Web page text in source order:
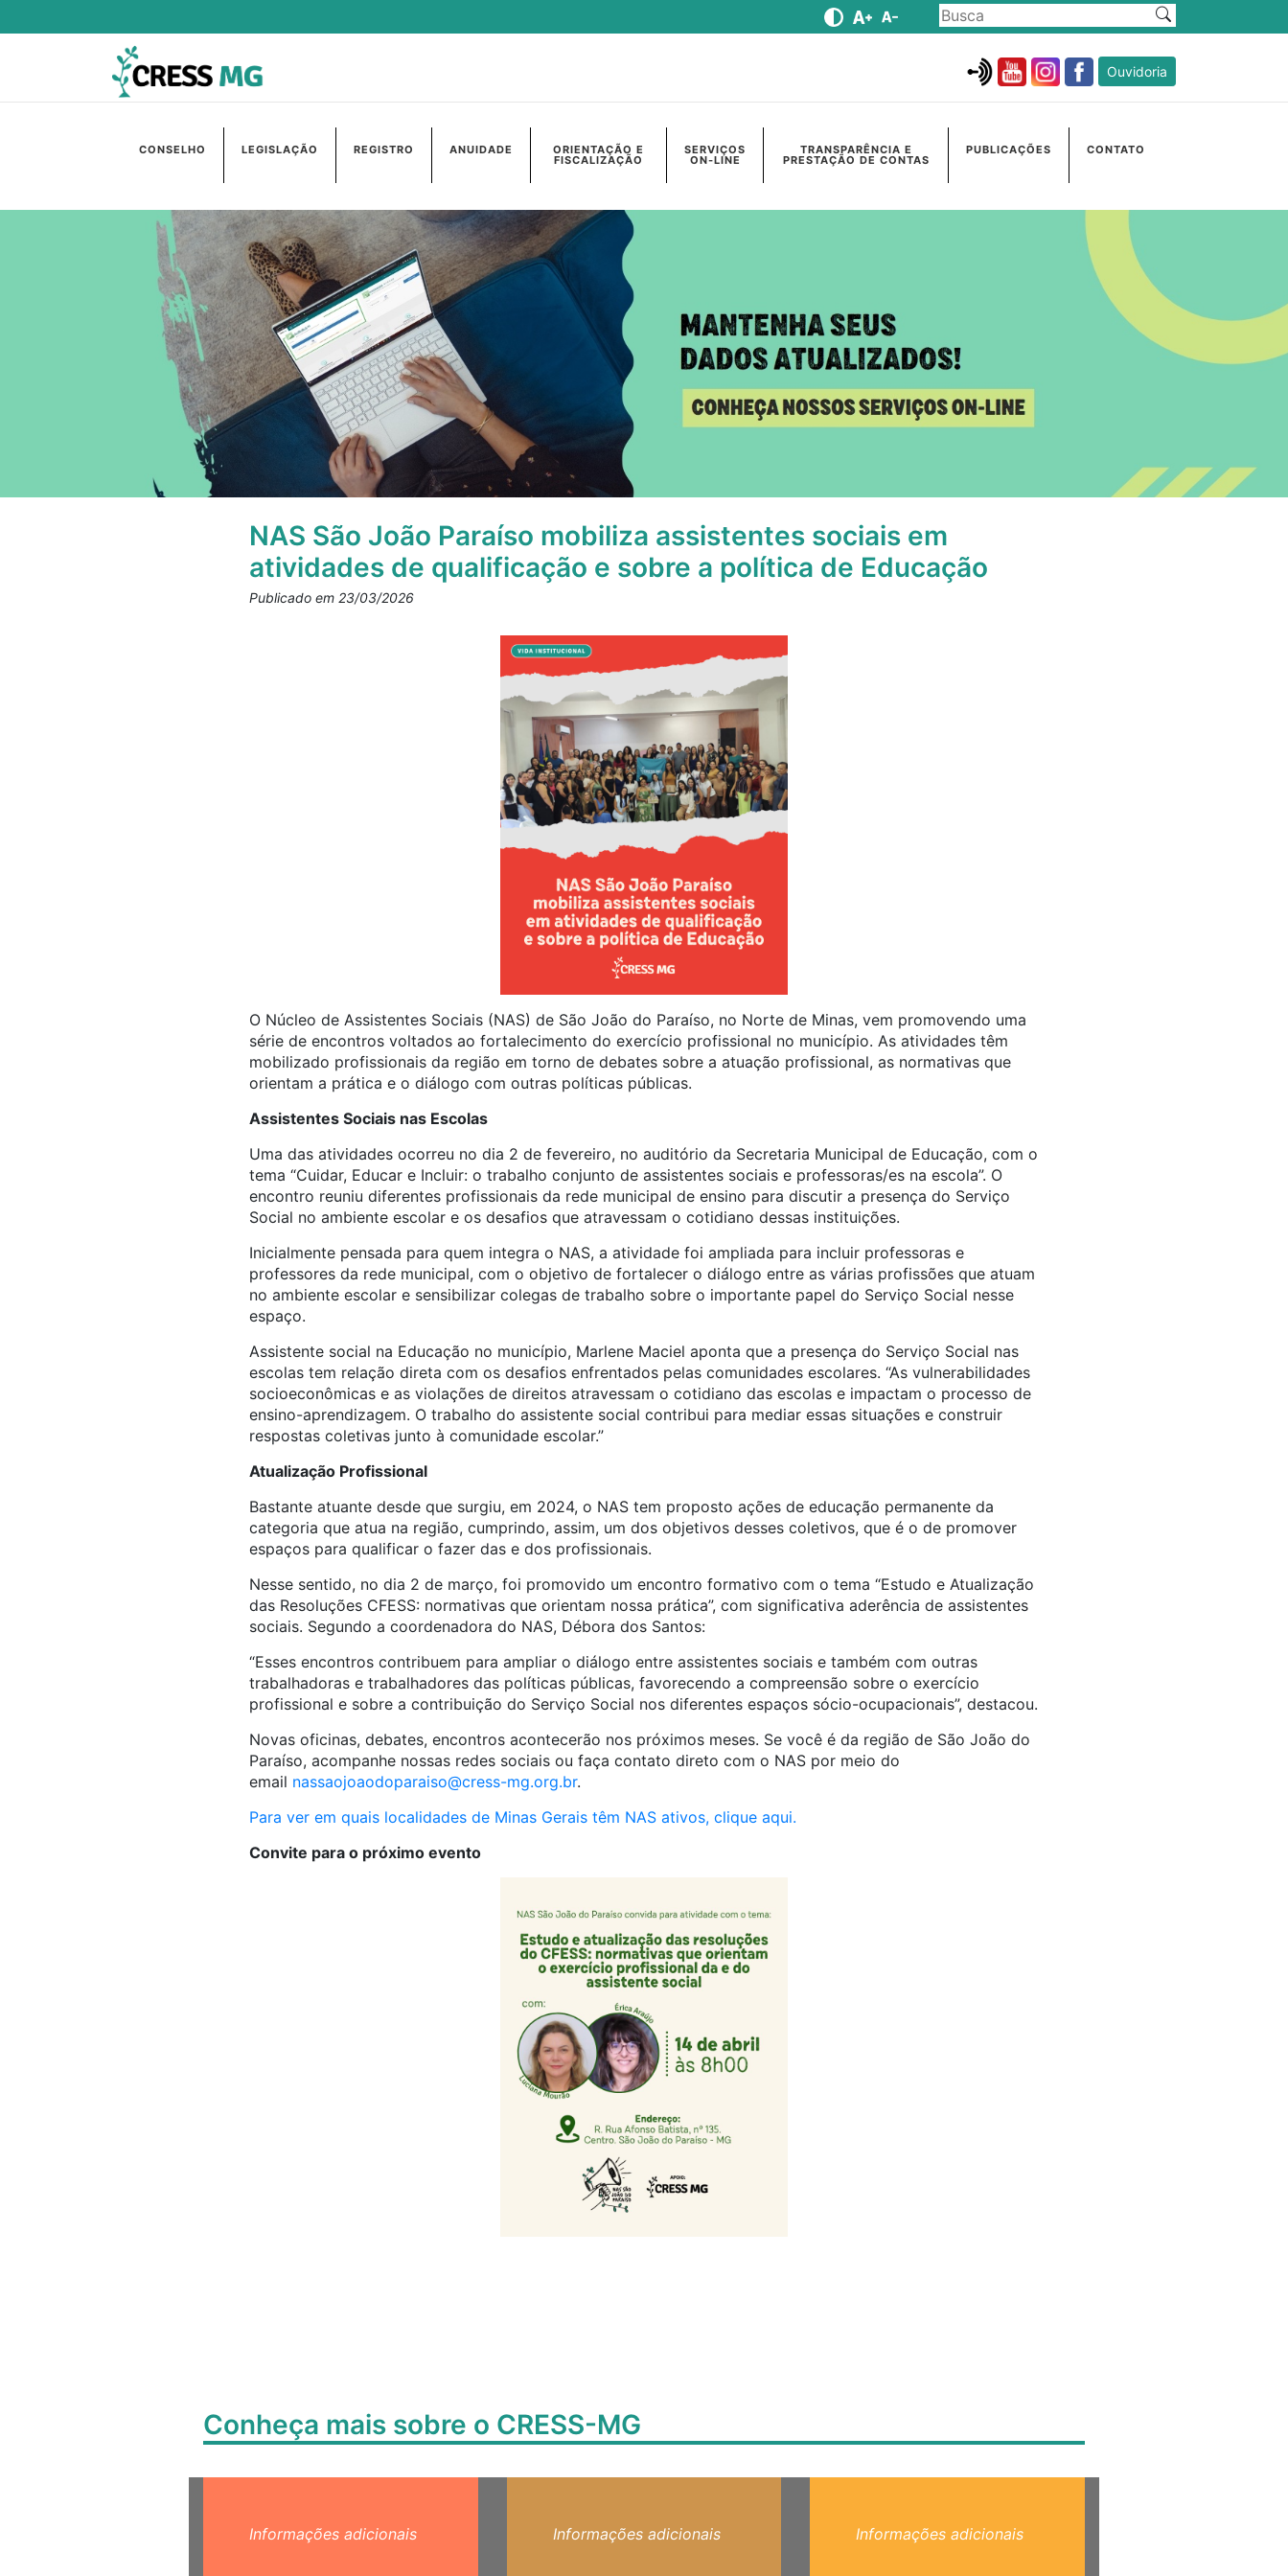
Ouvidoria
CONSELHO LEGISLAÇÃO REGISTRO ANUIDADE ORIENTAÇÃO E
FISCALIZAÇÃO
SERVIÇOS
ON-LINE
TRANSPARÊNCIA E
PRESTAÇÃO DE CONTAS
PUBLICAÇÕES CONTATO
NAS São João Paraíso mobiliza assistentes sociais em
atividades de qualificação e sobre a política de Educação
Publicado em 23/03/2026
O Núcleo de Assistentes Sociais (NAS) de São João do Paraíso, no Norte de Minas, vem promovendo uma
série de encontros voltados ao fortalecimento do exercício profissional no município. As atividades têm
mobilizado profissionais da região em torno de debates sobre a atuação profissional, as normativas que
orientam a prática e o diálogo com outras políticas públicas.
Assistentes Sociais nas Escolas
Uma das atividades ocorreu no dia 2 de fevereiro, no auditório da Secretaria Municipal de Educação, com o
tema “Cuidar, Educar e Incluir: o trabalho conjunto de assistentes sociais e professoras/es na escola”. O
encontro reuniu diferentes profissionais da rede municipal de ensino para discutir a presença do Serviço
Social no ambiente escolar e os desafios que atravessam o cotidiano dessas instituições.
Inicialmente pensada para quem integra o NAS, a atividade foi ampliada para incluir professoras e
professores da rede municipal, com o objetivo de fortalecer o diálogo entre as várias profissões que atuam
no ambiente escolar e sensibilizar colegas de trabalho sobre o importante papel do Serviço Social nesse
espaço.
Assistente social na Educação no município, Marlene Maciel aponta que a presença do Serviço Social nas
escolas tem relação direta com os desafios enfrentados pelas comunidades escolares. “As vulnerabilidades
socioeconômicas e as violações de direitos atravessam o cotidiano das escolas e impactam o processo de
ensino-aprendizagem. O trabalho do assistente social contribui para mediar essas situações e construir
respostas coletivas junto à comunidade escolar.”
Atualização Profissional
Bastante atuante desde que surgiu, em 2024, o NAS tem proposto ações de educação permanente da
categoria que atua na região, cumprindo, assim, um dos objetivos desses coletivos, que é o de promover
espaços para qualificar o fazer das e dos profissionais.
Nesse sentido, no dia 2 de março, foi promovido um encontro formativo com o tema “Estudo e Atualização
das Resoluções CFESS: normativas que orientam nossa prática”, com significativa aderência de assistentes
sociais. Segundo a coordenadora do NAS, Débora dos Santos:
“Esses encontros contribuem para ampliar o diálogo entre assistentes sociais e também com outras
trabalhadoras e trabalhadores das políticas públicas, favorecendo a compreensão sobre o exercício
profissional e sobre a contribuição do Serviço Social nos diferentes espaços sócio-ocupacionais”, destacou.
Novas oficinas, debates, encontros acontecerão nos próximos meses. Se você é da região de São João do
Paraíso, acompanhe nossas redes sociais ou faça contato direto com o NAS por meio do
email nassaojoaodoparaiso@cress-mg.org.br.
Para ver em quais localidades de Minas Gerais têm NAS ativos, clique aqui.
Convite para o próximo evento
Conheça mais sobre o CRESS-MG
Informações adicionais Informações adicionais Informações adicionais